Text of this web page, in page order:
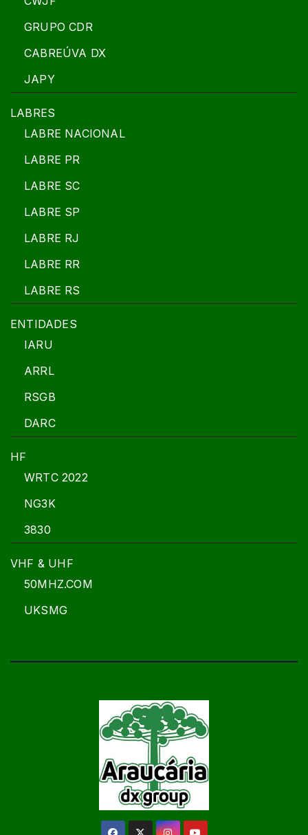
GRUPO CDR
CABREÚVA DX
JAPY
LABRES
LABRE NACIONAL
LABRE PR
LABRE SC
LABRE SP
LABRE RJ
LABRE RR
LABRE RS
ENTIDADES
IARU
ARRL
RSGB
DARC
HF
WRTC 2022
NG3K
3830
VHF & UHF
50MHZ.COM
UKSMG